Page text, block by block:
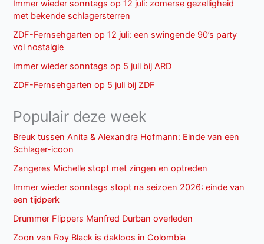
Immer wieder sonntags op 12 juli: zomerse gezelligheid
met bekende schlagersterren
ZDF-Fernsehgarten op 12 juli: een swingende 90’s party
vol nostalgie
Immer wieder sonntags op 5 juli bij ARD
ZDF-Fernsehgarten op 5 juli bij ZDF
Populair deze week
Breuk tussen Anita & Alexandra Hofmann: Einde van een
Schlager-icoon
Zangeres Michelle stopt met zingen en optreden
Immer wieder sonntags stopt na seizoen 2026: einde van
een tijdperk
Drummer Flippers Manfred Durban overleden
Zoon van Roy Black is dakloos in Colombia